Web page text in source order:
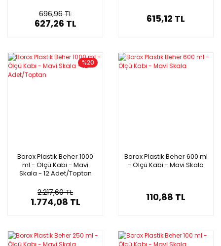
696,96 TL
627,26 TL 615,12 TL
%20
Borox Plastik Beher 1000
ml - Ölçü Kabı - Mavi
Skala - 12 Adet/Toptan
2.217,60 TL
1.774,08 TL
Borox Plastik Beher 600 ml
- Ölçü Kabı - Mavi Skala
110,88 TL